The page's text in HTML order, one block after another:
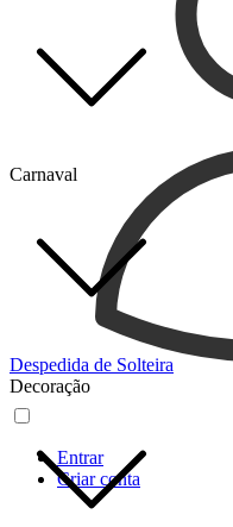
Carnaval
Despedida de Solteira
Decoração
Entrar
Criar conta